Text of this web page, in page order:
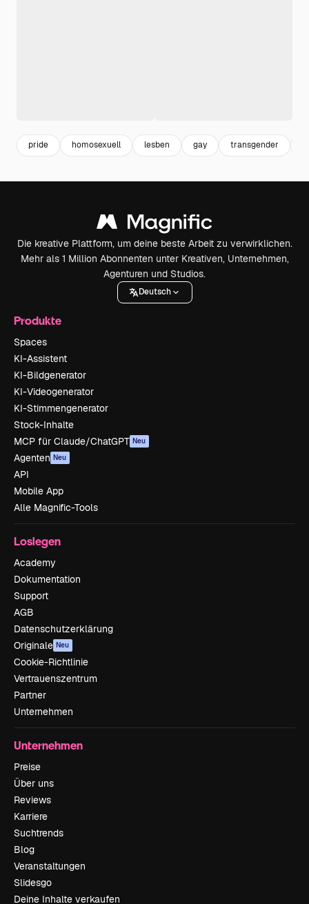
pride homosexuell lesben gay transgender
Die kreative Plattform, um deine beste Arbeit zu verwirklichen.
Mehr als 1 Million Abonnenten unter Kreativen, Unternehmen,
Agenturen und Studios.
Deutsch
Produkte
Spaces
KI-Assistent
KI-Bildgenerator
KI-Videogenerator
KI-Stimmengenerator
Stock-Inhalte
MCP für Claude/ChatGPT Neu
Agenten Neu
API
Mobile App
Alle Magnific-Tools
Loslegen
Academy
Dokumentation
Support
AGB
Datenschutzerklärung
Originale Neu
Cookie-Richtlinie
Vertrauenszentrum
Partner
Unternehmen
Unternehmen
Preise
Über uns
Reviews
Karriere
Suchtrends
Blog
Veranstaltungen
Slidesgo
Deine Inhalte verkaufen